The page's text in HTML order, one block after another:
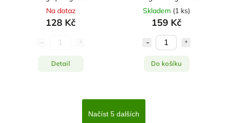
Na dotaz
128 Kč
Detail
Skladem (1 ks)
159 Kč
Do košíku
Načíst 5 dalších